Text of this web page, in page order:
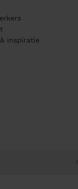
inspiratie